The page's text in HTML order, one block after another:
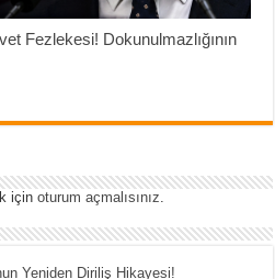
Fezlekesi! Dokunulmazlığının
içinoturum açmalısınız
Yeniden Diriliş Hikayesi!